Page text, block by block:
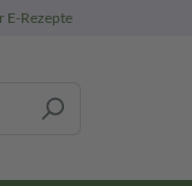
E-Rezepte